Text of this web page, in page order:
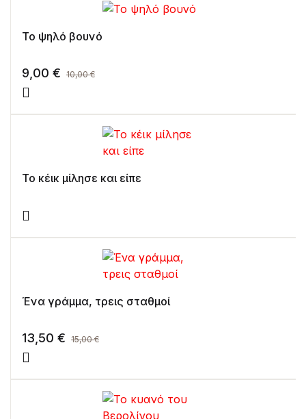
Το ψηλό βουνό
9,00 € 10,00€
Το κέικ μίλησε και είπε
Ένα γράμμα, τρεις σταθμοί
13,50 € 15,00€